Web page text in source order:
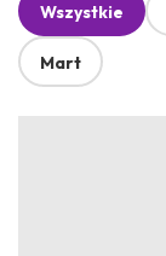
Wszystkie
Mart